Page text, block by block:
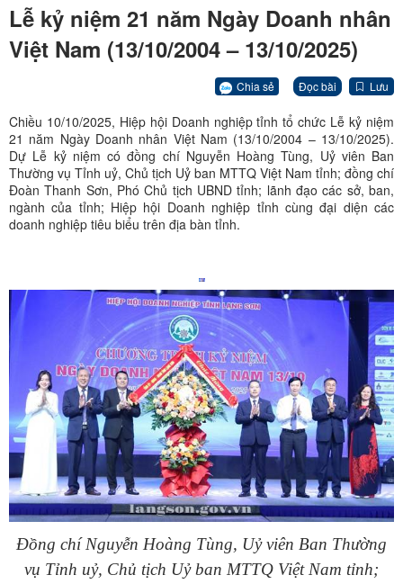
Lễ kỷ niệm 21 năm Ngày Doanh nhân
Việt Nam (13/10/2004 – 13/10/2025)
Chia sẻ Đọc bài Lưu
Chiều 10/10/2025, Hiệp hội Doanh nghiệp tỉnh tổ chức Lễ kỷ niệm
21 năm Ngày Doanh nhân Việt Nam (13/10/2004 – 13/10/2025).
Dự Lễ kỷ niệm có đồng chí Nguyễn Hoàng Tùng, Uỷ viên Ban
Thường vụ Tỉnh uỷ, Chủ tịch Uỷ ban MTTQ Việt Nam tỉnh; đồng chí
Đoàn Thanh Sơn, Phó Chủ tịch UBND tỉnh; lãnh đạo các sở, ban,
ngành của tỉnh; Hiệp hội Doanh nghiệp tỉnh cùng đại diện các
doanh nghiệp tiêu biểu trên địa bàn tỉnh.
Đồng chí Nguyễn Hoàng Tùng, Uỷ viên Ban Thường
vụ Tỉnh uỷ, Chủ tịch Uỷ ban MTTQ Việt Nam tỉnh;